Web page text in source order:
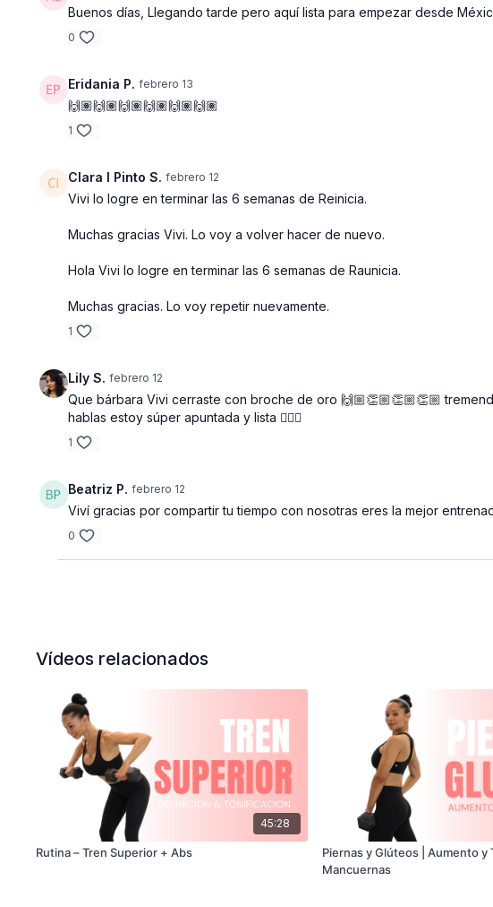
Buenos días, Llegando tarde pero aquí lista para empezar desde
0
Eridania P. febrero 13
🙌🏽🙌🏽🙌🏽🙌🏽🙌🏽🙌🏽
1
Clara I Pinto S. febrero 12
Vivi lo logre en terminar las 6 semanas de Reinicia.
Muchas gracias Vivi. Lo voy a volver hacer de nuevo.
Hola Vivi lo logre en terminar las 6 semanas de Raunicia.
Muchas gracias. Lo voy repetir nuevamente.
1
Lily S. febrero 12
Que bárbara Vivi cerraste con broche de oro 🙌🏼👏🏼👏🏼👏🏼
hablas estoy súper apuntada y lista 🙋🏻‍♀️
1
Beatriz P. febrero 12
Viví gracias por compartir tu tiempo con nosotras eres la mejor
0
Vídeos relacionados
45:28
Rutina – Tren Superior + Abs
Piernas y Glúteos | Aumento y
Mancuernas